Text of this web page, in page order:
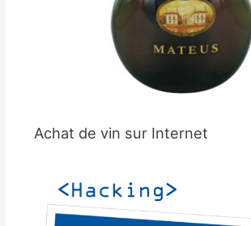
Achat de vin sur Internet